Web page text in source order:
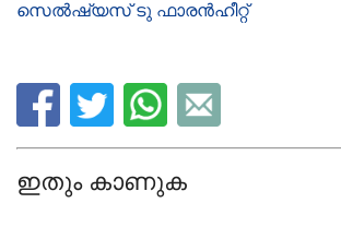
സെൽഷ്യസ് ടു ഫാരൻഹീറ്റ്
ഇതും കാണുക